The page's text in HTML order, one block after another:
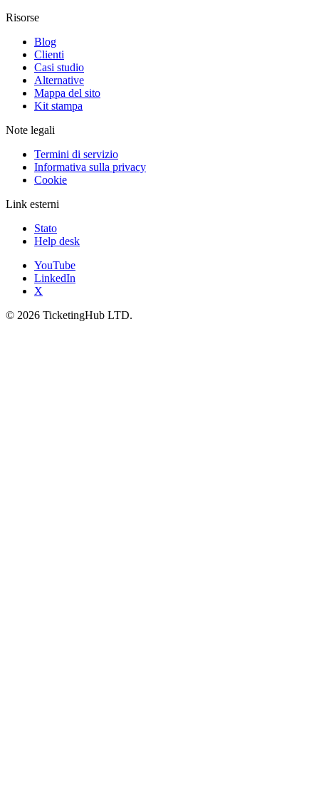
Risorse
Blog
Clienti
Casi studio
Alternative
Mappa del sito
Kit stampa
Note legali
Termini di servizio
Informativa sulla privacy
Cookie
Link esterni
Stato
Help desk
YouTube
LinkedIn
X
© 2026 TicketingHub LTD.